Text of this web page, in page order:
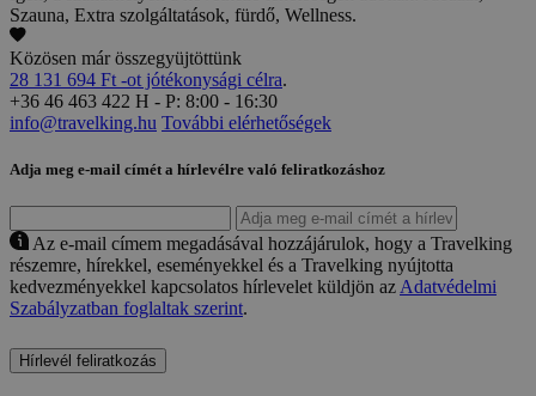
Szauna, Extra szolgáltatások, fürdő, Wellness.
Közösen már összegyüjtöttünk
28 131 694 Ft -ot jótékonysági célra.
+36 46 463 422 H - P: 8:00 - 16:30
info@travelking.hu További elérhetőségek
Adja meg e-mail címét a hírlevélre való feliratkozáshoz
Az e-mail címem megadásával hozzájárulok, hogy a Travelking
részemre, hírekkel, eseményekkel és a Travelking nyújtotta
kedvezményekkel kapcsolatos hírlevelet küldjön az Adatvédelmi
Szabályzatban foglaltak szerint.
Hírlevél feliratkozás